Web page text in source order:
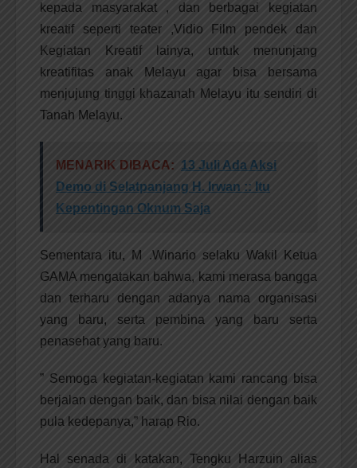
kepada masyarakat , dan berbagai kegiatan
kreatif seperti teater ,Vidio Film pendek dan
Kegiatan Kreatif lainya, untuk menunjang
kreatifitas anak Melayu agar bisa bersama
menjujung tinggi khazanah Melayu itu sendiri di
Tanah Melayu.
MENARIK DIBACA: 13 Juli Ada Aksi
Demo di Selatpanjang H. Irwan :: Itu
Kepentingan Oknum Saja
Sementara itu, M .Winario selaku Wakil Ketua
GAMA mengatakan bahwa, kami merasa bangga
dan terharu dengan adanya nama organisasi
yang baru, serta pembina yang baru serta
penasehat yang baru.
” Semoga kegiatan-kegiatan kami rancang bisa
berjalan dengan baik, dan bisa nilai dengan baik
pula kedepanya,” harap Rio.
Hal senada di katakan, Tengku Harzuin alias